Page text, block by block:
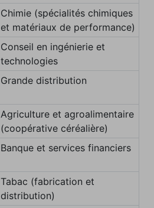
Chimie (spécialités chimiques
et matériaux de performance)
Conseil en ingénierie et
technologies
Grande distribution
Agriculture et agroalimentaire
(coopérative céréalière)
Banque et services financiers
Tabac (fabrication et
distribution)